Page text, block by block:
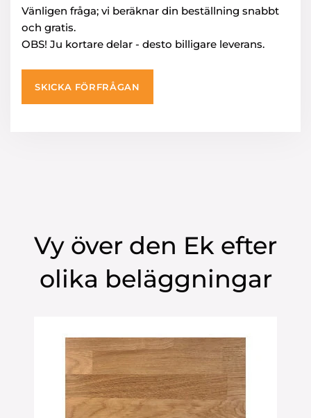
Vänligen fråga; vi beräknar din beställning snabbt
och gratis.
OBS! Ju kortare delar - desto billigare leverans.
SKICKA FÖRFRÅGAN
Vy över den Ek efter
olika beläggningar